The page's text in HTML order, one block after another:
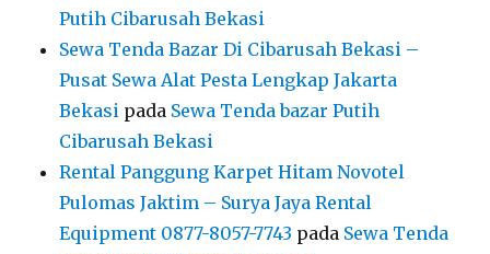
Putih Cibarusah Bekasi
Sewa Tenda Bazar Di Cibarusah Bekasi –
Pusat Sewa Alat Pesta Lengkap Jakarta
Bekasi pada Sewa Tenda bazar Putih
Cibarusah Bekasi
Rental Panggung Karpet Hitam Novotel
Pulomas Jaktim – Surya Jaya Rental
Equipment 0877-8057-7743 pada Sewa Tenda